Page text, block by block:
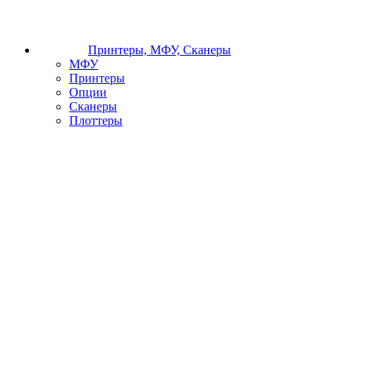
Принтеры, МФУ, Сканеры
МФУ
Принтеры
Опции
Сканеры
Плоттеры